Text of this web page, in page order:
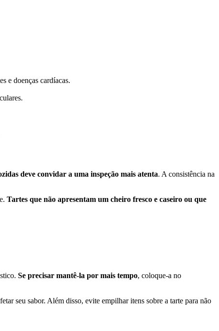
e doenças cardíacas.
deve convidar a uma inspeção mais atenta. A consistência na
Tartes que não apresentam um cheiro fresco e caseiro ou que
Se precisar mantê-la por mais tempo, coloque-a no
seu sabor. Além disso, evite empilhar itens sobre a tarte para não